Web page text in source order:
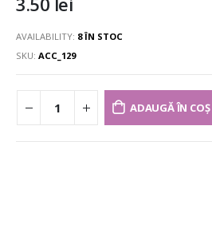
AVAILABILITY: 8 ÎN STOC
SKU: ACC_129
ADAUGĂ ÎN COȘ